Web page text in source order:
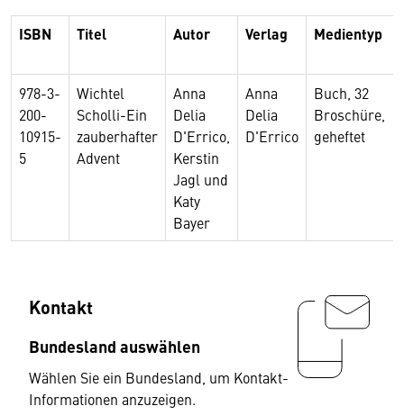
ISBN Titel Autor Verlag Medientyp
978-3-
200-
10915-
5
Wichtel
Scholli-Ein
zauberhafter
Advent
Anna
Delia
D'Errico,
Kerstin
Jagl und
Katy
Bayer
Anna
Delia
D'Errico
Buch, 32
Broschüre,
geheftet
Kontakt
Bundesland auswählen
Wählen Sie ein Bundesland, um Kontakt-
Informationen anzuzeigen.